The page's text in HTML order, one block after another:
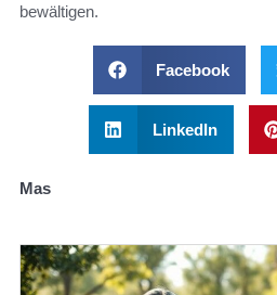
bewältigen.
Facebook
LinkedIn
Mas